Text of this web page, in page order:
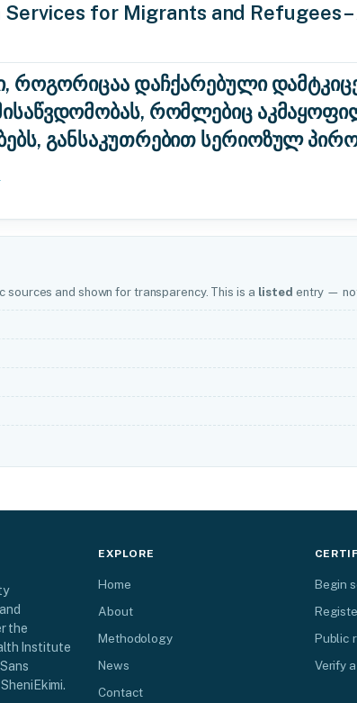
for Migrants and Refugees
როგორიცაა დაჩქარებული
რომლებიც
განსაკუთრებით სერიოზულ
and shown for transparency. This is a listed entry —
the
Institute
EXPLORE
Home
About
Methodology
News
Contact
Begin
Public
Verify